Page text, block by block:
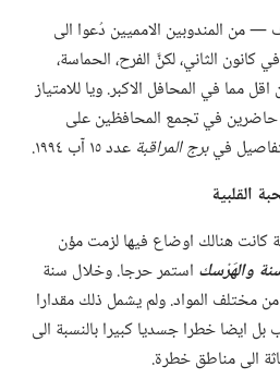
من المندوبين الامميين دُعوا الى
في كانون الثاني،‏ لكنَّ الفرح،‏ الحماسة،‏
مما في المحافل الاكبر.‏ ويا للامتياز
حاضرين في تجمع المحافظين على
فيبرج المراقبة عدد ١٥ آب ١٩٩٤.‏
القلبية
هنالك اوضاع فيها لزمت مؤن
والهَرْسك استمر حرجا.‏ وخلال سنة
شُحن الى هناك ٦٦ طنا من مختلف المواد.‏ ولم يشمل ذلك مقدارا
بل ايضا خطرا جسديا كبيرا بالنسبة الى
الى مناطق خطرة.‏